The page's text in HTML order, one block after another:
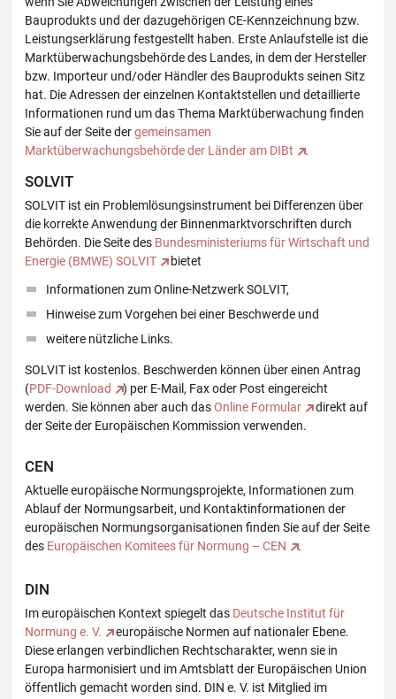
Bauprodukts und der dazugehörigen CE-Kennzeichnung bzw.
Leistungserklärung festgestellt haben. Erste Anlaufstelle ist die
Marktüberwachungsbehörde des Landes, in dem der Hersteller
bzw. Importeur und/oder Händler des Bauprodukts seinen Sitz
hat. Die Adressen der einzelnen Kontaktstellen und detaillierte
Informationen rund um das Thema Marktüberwachung finden
Sie auf der Seite dergemeinsamen
Marktüberwachungsbehörde der Länder am DIBt
.
SOLVIT
SOLVIT ist ein Problemlösungsinstrument bei Differenzen über
die korrekte Anwendung der Binnenmarktvorschriften durch
Behörden. Die Seite des Bundesministeriums für Wirtschaft und
Energie (BMWE) SOLVIT
bietet
Informationen zum Online-Netzwerk SOLVIT,
Hinweise zum Vorgehen bei einer Beschwerde und
weitere nützliche Links.
SOLVIT ist kostenlos. Beschwerden können über einen Antrag
(PDF-Download
) per E-Mail, Fax oder Post eingereicht
werden. Sie können aber auch dasOnline Formular
direkt auf
der Seite der Europäischen Kommission verwenden.
CEN
Aktuelle europäische Normungsprojekte, Informationen zum
Ablauf der Normungsarbeit, und Kontaktinformationen der
europäischen Normungsorganisationen finden Sie auf der Seite
des Europäischen Komitees für Normung – CEN .
DIN
Im europäischen Kontext spiegelt das Deutsche Institut für
Normung e. V.
europäische Normen auf nationaler Ebene.
Diese erlangen verbindlichen Rechtscharakter, wenn sie in
Europa harmonisiert und im Amtsblatt der Europäischen Union
öffentlich gemacht worden sind. DIN e. V. ist Mitglied im